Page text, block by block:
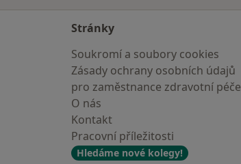
Stránky
Soukromí a soubory cookies
Zásady ochrany osobních údajů
pro zaměstnance zdravotní péče
O nás
Kontakt
Pracovní příležitosti
Hledáme nové kolegy!